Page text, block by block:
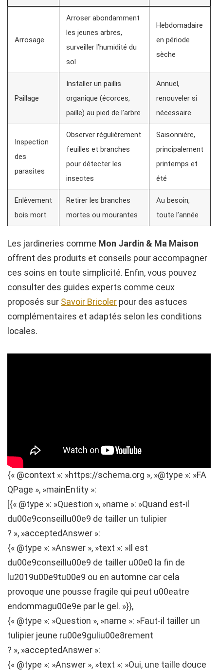
Arrosage
Arroser abondamment
les jeunes arbres,
surveiller l’humidité du
sol
Hebdomadaire
en période
sèche
Paillage
Installer un paillis
organique (écorces,
paille) au pied de l’arbre
Annuel,
renouveler si
nécessaire
Inspection
des
parasites
Observer régulièrement
feuilles et branches
pour détecter les
insectes
Saisonnière,
principalement
printemps et
été
Enlèvement
bois mort
Retirer les branches
mortes ou mourantes
Au besoin,
toute l’année
Les jardineries comme Mon Jardin & Ma Maison
offrent des produits et conseils pour accompagner
ces soins en toute simplicité. Enfin, vous pouvez
consulter des guides experts comme ceux
proposés sur Savoir Bricoler pour des astuces
complémentaires et adaptés selon les conditions
locales.
{« @context »: »https://schema.org », »@type »: »FA
QPage », »mainEntity »:
[{« @type »: »Question », »name »: »Quand est-il
du00e9conseillu00e9 de tailler un tulipier
? », »acceptedAnswer »:
{« @type »: »Answer », »text »: »Il est
du00e9conseillu00e9 de tailler u00e0 la fin de
lu2019u00e9tu00e9 ou en automne car cela
provoque une pousse fragile qui peut u00eatre
endommagu00e9e par le gel. »}},
{« @type »: »Question », »name »: »Faut-il tailler un
tulipier jeune ru00e9guliu00e8rement
? », »acceptedAnswer »:
{« @type »: »Answer », »text »: »Oui, une taille douce